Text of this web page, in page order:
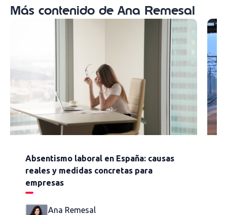
Más contenido de Ana Remesal
Absentismo laboral en España: causas
reales y medidas concretas para
empresas
Ana Remesal